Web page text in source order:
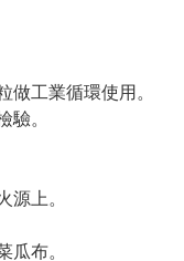
工業循環使用。
。
上。
布。